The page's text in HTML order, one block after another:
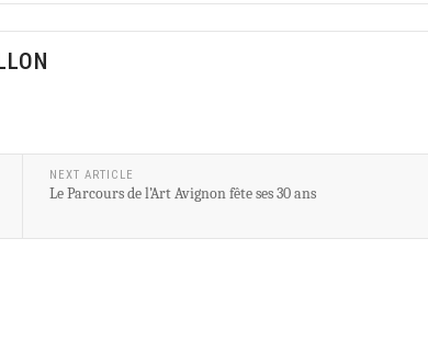
NEXT ARTICLE
Le Parcours de l’Art Avignon fête ses 30 ans